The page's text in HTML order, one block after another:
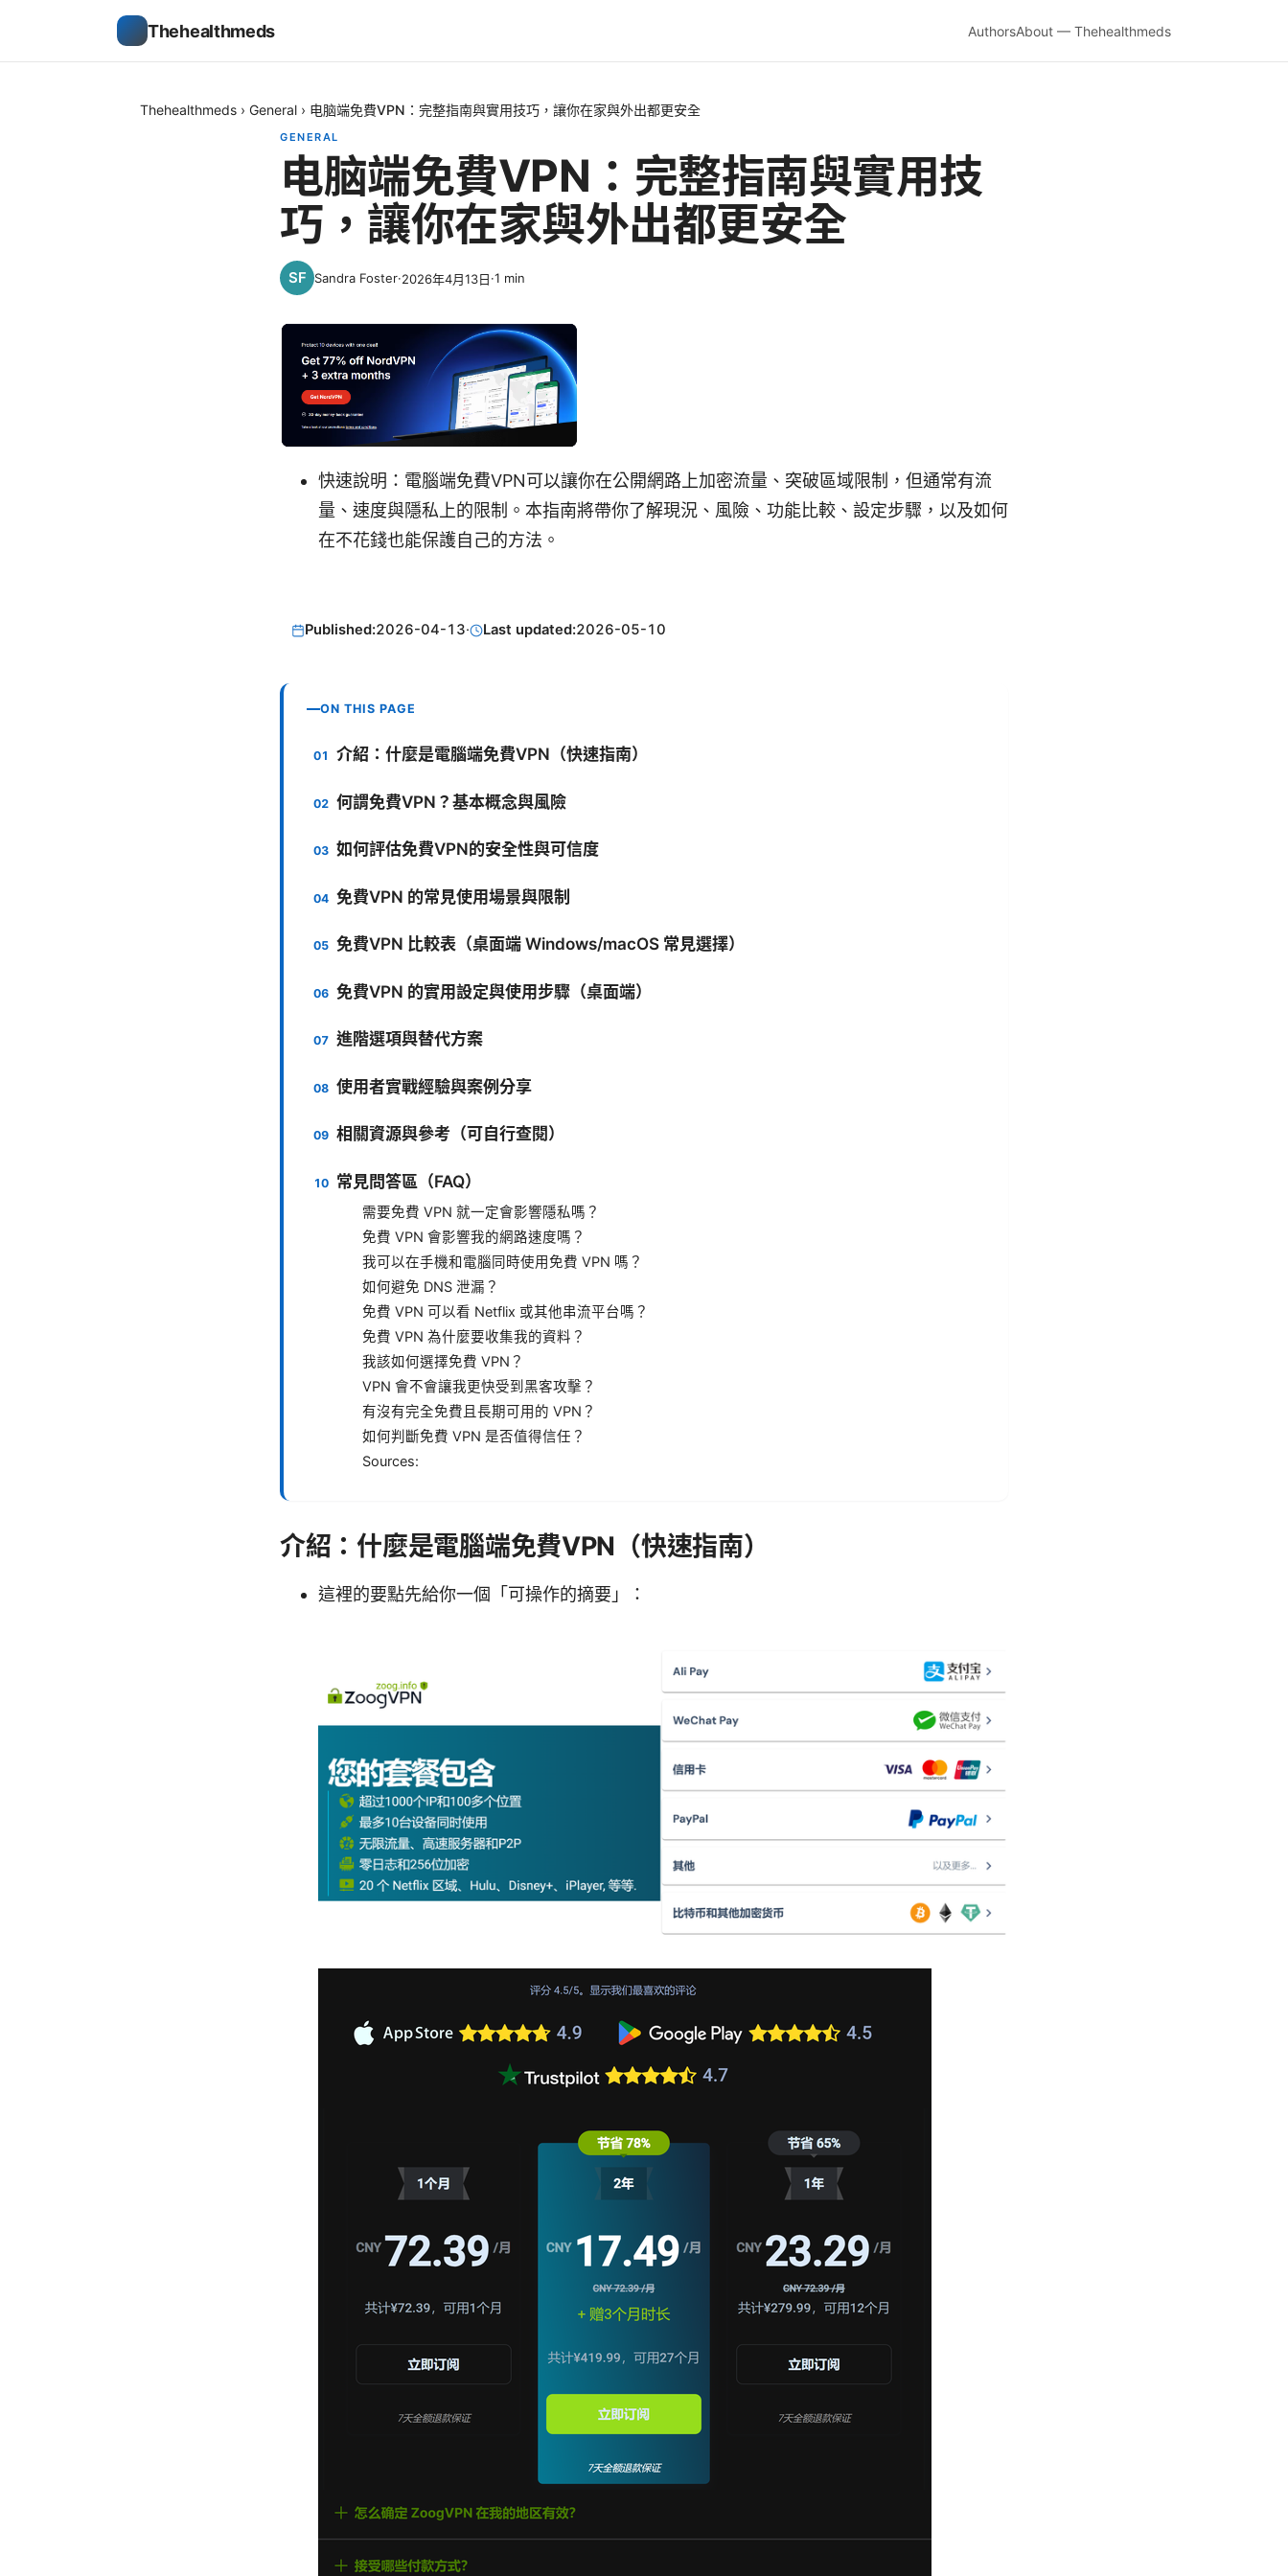
Thehealthmeds AuthorsAbout — Thehealthmeds
Thehealthmeds › General › 电脑端免費VPN：完整指南與實用技巧，讓你在家與外出都更安全
GENERAL
电脑端免費VPN：完整指南與實用技
巧，讓你在家與外出都更安全
Sandra Foster·2026年4月13日·1 min
快速說明：電腦端免費VPN可以讓你在公開網路上加密流量、突破區域限制，但通常有流
量、速度與隱私上的限制。本指南將帶你了解現況、風險、功能比較、設定步驟，以及如何
在不花錢也能保護自己的方法。
Published:2026-04-13· Last updated:2026-05-10
ON THIS PAGE
介紹：什麼是電腦端免費VPN（快速指南）
何謂免費VPN？基本概念與風險
如何評估免費VPN的安全性與可信度
免費VPN 的常見使用場景與限制
免費VPN 比較表（桌面端 Windows/macOS 常見選擇）
免費VPN 的實用設定與使用步驟（桌面端）
進階選項與替代方案
使用者實戰經驗與案例分享
相關資源與參考（可自行查閱）
常見問答區（FAQ）
需要免費 VPN 就一定會影響隱私嗎？
免費 VPN 會影響我的網路速度嗎？
我可以在手機和電腦同時使用免費 VPN 嗎？
如何避免 DNS 泄漏？
免費 VPN 可以看 Netflix 或其他串流平台嗎？
免費 VPN 為什麼要收集我的資料？
我該如何選擇免費 VPN？
VPN 會不會讓我更快受到黑客攻擊？
有沒有完全免費且長期可用的 VPN？
如何判斷免費 VPN 是否值得信任？
Sources:
介紹：什麼是電腦端免費VPN（快速指南）
這裡的要點先給你一個「可操作的摘要」：